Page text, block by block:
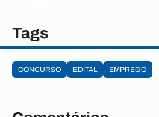
Tags
CONCURSO EDITAL EMPREGO